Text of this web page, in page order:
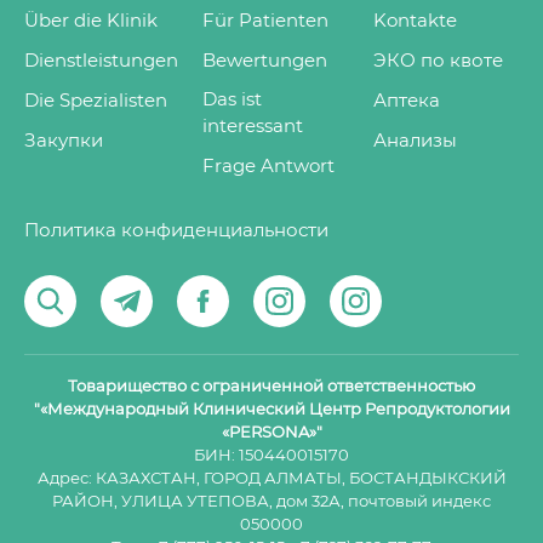
любви и добра!
Аля
RÜCKMELDUNG GEBEN
ALLE BEWERTUNGEN
Über die Klinik
Dienstleistungen
Die Spezialisten
Закупки
Für Patienten
Bewertungen
Das ist
interessant
Frage Antwort
Kontakte
ЭКО по квоте
Аптека
Анализы
Политика конфиденциальности
Товарищество с ограниченной ответственностью
"«Международный Клинический Центр Репродуктологии
«PERSONA»"
БИН: 150440015170
Адрес: КАЗАХСТАН, ГОРОД АЛМАТЫ, БОСТАНДЫКСКИЙ
РАЙОН, УЛИЦА УТЕПОВА, дом 32А, почтовый индекс
050000